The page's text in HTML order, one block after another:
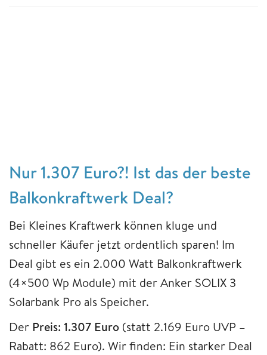
Nur 1.307 Euro?! Ist das der beste
Balkonkraftwerk Deal?
Bei Kleines Kraftwerk können kluge und
schneller Käufer jetzt ordentlich sparen! Im
Deal gibt es ein 2.000 Watt Balkonkraftwerk
(4×500 Wp Module) mit der Anker SOLIX 3
Solarbank Pro als Speicher.
Der Preis: 1.307 Euro (statt 2.169 Euro UVP –
Rabatt: 862 Euro). Wir finden: Ein starker Deal